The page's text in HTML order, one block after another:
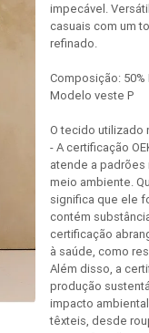
impecável.
casuais com um
refinado.
Composição:
Modelo veste P
O tecido utilizado
- A certificação
atende a padrões
meio ambiente.
significa que ele
contém
certificação
à saúde, como
Além disso, a
produção
impacto
têxteis, desde